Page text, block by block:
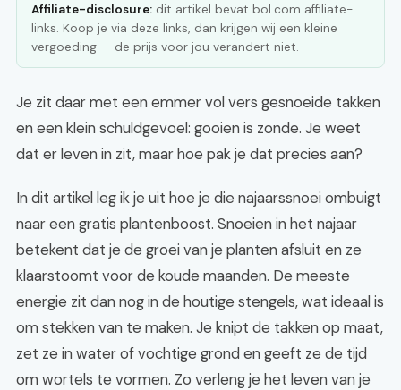
Affiliate-disclosure: dit artikel bevat bol.com affiliate-
links. Koop je via deze links, dan krijgen wij een kleine
vergoeding — de prijs voor jou verandert niet.
Je zit daar met een emmer vol vers gesnoeide takken
en een klein schuldgevoel: gooien is zonde. Je weet
dat er leven in zit, maar hoe pak je dat precies aan?
In dit artikel leg ik je uit hoe je die najaarssnoei ombuigt
naar een gratis plantenboost. Snoeien in het najaar
betekent dat je de groei van je planten afsluit en ze
klaarstoomt voor de koude maanden. De meeste
energie zit dan nog in de houtige stengels, wat ideaal is
om stekken van te maken. Je knipt de takken op maat,
zet ze in water of vochtige grond en geeft ze de tijd
om wortels te vormen. Zo verleng je het leven van je